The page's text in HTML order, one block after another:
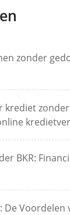
zonder
krediet
BKR:
De Voordelen